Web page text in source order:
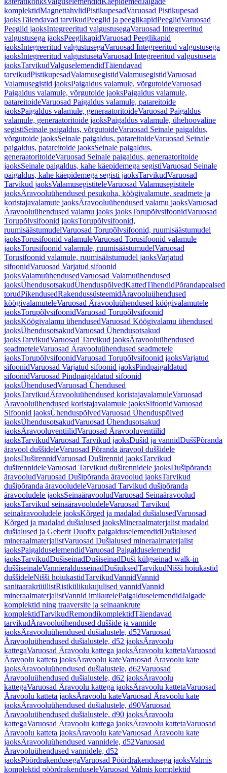
komplektidMagnettahvlidPistikupesadVaruosad Pistikupesad
jaoksTäiendavad tarvikudPeeglid ja peeglikapidPeeglidVaruosad
Peeglid jaoksIntegreeritud valgustusegaVaruosad Integreeritud
valgustusega jaoksPeeglikapidVaruosad Peeglikapid
jaoksIntegreeritud valgustusegaVaruosad Integreeritud valgustusega
jaoksIntegreeritud valgustusetaVaruosad Integreeritud valgustuseta
jaoksTarvikudValguselemendidTäiendavad
tarvikudPistikupesadValamusegistidValamusegistidVaruosad
Valamusegistid jaoksPaigaldus valamule, võrgutoideVaruosad
Paigaldus valamule, võrgutoide jaoksPaigaldus valamule,
patareitoideVaruosad Paigaldus valamule, patareitoide
jaoksPaigaldus valamule, generaatoritoideVaruosad Paigaldus
valamule, generaatoritoide jaoksPaigaldus valamule, ühehoovaline
segistiSeinale paigaldus, võrgutoideVaruosad Seinale paigaldus,
võrgutoide jaoksSeinale paigaldus, patareitoideVaruosad Seinale
paigaldus, patareitoide jaoksSeinale paigaldus,
generaatoritoideVaruosad Seinale paigaldus, generaatoritoide
jaoksSeinale paigaldus, kahe käepidemega segistiVaruosad Seinale
paigaldus, kahe käepidemega segisti jaoksTarvikudVaruosad
Tarvikud jaoksValamusegistiteleVaruosad Valamusegistitele
jaoksÄravooluühendused pesukoha, köögivalamute, seadmete ja
koristajavalamute jaoksÄravooluühendused valamu jaoksVaruosad
Äravooluühendused valamu jaoks jaoksTorupõlvsifoonidVaruosad
Torupõlvsifoonid jaoksTorupõlvsifoonid,
ruumisäästumudelVaruosad Torupõlvsifoonid, ruumisäästumudel
jaoksTorusifoonid valamuleVaruosad Torusifoonid valamule
jaoksTorusifoonid valamule, ruumisäästumudelVaruosad
Torusifoonid valamule, ruumisäästumudel jaoksVarjatud
sifoonidVaruosad Varjatud sifoonid
jaoksValamuühendusedVaruosad Valamuühendused
jaoksÜhendusotsakudÜhenduspõlvedKattedTihendidPõrandapealsed
torudPikendusedRakendussüsteemidÄravooluühendused
köögivalamuteleVaruosad Äravooluühendused köögivalamutele
jaoksTorupõlvsifoonidVaruosad Torupõlvsifoonid
jaoksKöögivalamu ühendusedVaruosad Köögivalamu ühendused
jaoksÜhendusotsakudVaruosad Ühendusotsakud
jaoksTarvikudVaruosad Tarvikud jaoksÄravooluühendused
seadmeteleVaruosad Äravooluühendused seadmetele
jaoksTorupõlvsifoonidVaruosad Torupõlvsifoonid jaoksVarjatud
sifoonidVaruosad Varjatud sifoonid jaoksPindpaigaldatud
sifoonidVaruosad Pindpaigaldatud sifoonid
jaoksÜhendusedVaruosad Ühendused
jaoksTarvikudÄravooluühendused koristajavalamuleVaruosad
Äravooluühendused koristajavalamule jaoksSifoonidVaruosad
Sifoonid jaoksÜhenduspõlvedVaruosad Ühenduspõlved
jaoksÜhendusotsakudVaruosad Ühendusotsakud
jaoksÄravooluventiilidVaruosad Äravooluventiilid
jaoksTarvikudVaruosad Tarvikud jaoksDušid ja vannidDuššPõranda
äravool duššideleVaruosad Põranda äravool duššidele
jaoksDuširennidVaruosad Duširennid jaoksTarvikud
duširennideleVaruosad Tarvikud duširennidele jaoksDušipõranda
äravooludVaruosad Dušipõranda äravoolud jaoksTarvikud
dušipõranda äravooludeleVaruosad Tarvikud dušipõranda
äravooludele jaoksSeinaäravooludVaruosad Seinaäravoolud
jaoksTarvikud seinaäravooludeleVaruosad Tarvikud
seinaäravooludele jaoksKõrged ja madalad dušialusedVaruosad
Kõrged ja madalad dušialused jaoksMineraalmaterjalist madalad
dušialused ja Geberit Duofix paigalduselemendidDušialused
mineraalmaterjalistVaruosad Dušialused mineraalmaterjalist
jaoksPaigalduselemendidVaruosad Paigalduselemendid
jaoksTarvikudDušiseinadDušiseinadDuši külgseinad walk-in
duššiseinaleVannieraldusseinadDušiuksedTarvikudNišši hoiukastid
duššideleNišši hoiukastidTarvikudVannidVannid
sanitaarakrüülistRistkülikukujulised vannidVannid
mineraalmaterjalistVannid imikutelePaigalduselemendidJalgade
komplektid ning traaversite ja seinaankrute
komplektidTarvikudRemondikomplektidTäiendavad
tarvikudÄravooluühendused duššide ja vannide
jaoksÄravooluühendused dušialustele, d52Varuosad
Äravooluühendused dušialustele, d52 jaoksÄravoolu
kattegaVaruosad Äravoolu kattega jaoksÄravoolu kattetaVaruosad
Äravoolu katteta jaoksÄravoolu kateVaruosad Äravoolu kate
jaoksÄravooluühendused dušialustele, d62Varuosad
Äravooluühendused dušialustele, d62 jaoksÄravoolu
kattegaVaruosad Äravoolu kattega jaoksÄravoolu kattetaVaruosad
Äravoolu katteta jaoksÄravoolu kateVaruosad Äravoolu kate
jaoksÄravooluühendused dušialustele, d90Varuosad
Äravooluühendused dušialustele, d90 jaoksÄravoolu
kattegaVaruosad Äravoolu kattega jaoksÄravoolu kattetaVaruosad
Äravoolu katteta jaoksÄravoolu kateVaruosad Äravoolu kate
jaoksÄravooluühendused vannidele, d52Varuosad
Äravooluühendused vannidele, d52
jaoksPöördrakendusegaVaruosad Pöördrakendusega jaoksValmis
komplektid pöördrakenduseleVaruosad Valmis komplektid